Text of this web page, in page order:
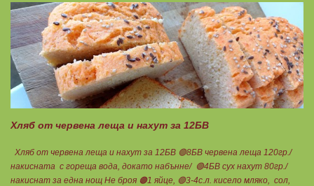
по-малко от 60%, което гарантира, че ще приемете по-малко
количество излишни мазнини като други омеги 6 и 9, и разни
наситени мазнини. Трябва да търсите на етикета от какви риби е
маслото. От по-дребни видове преработка е по-щадяща.
Технологията на пречистване и концентрация на рибеното масло до
омега-3 мастни киселини е различна. Крайната форма е или етил-
естерна от молекулярното пречистване, или триглицеридна чрез
обратен процес на реестеризация. Винаги избирайте
форма. И накрая е важно ...
Хляб от червена леща и нахут за 12БВ
Хляб от червена леща и нахут за 12БВ 🟢8БВ червена леща 120гр./
накисната с гореща вода, докато набънне/ 🟢4БВ сух нахут 80гр./
накиснат за една нощ Не броя 🟠1 яйце, 🟢3-4с.л. кисело мляко, сол,